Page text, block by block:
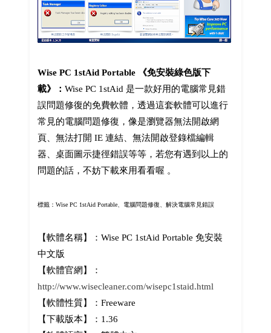
Wise PC 1stAid Portable 《免安裝綠色版下
載》： Wise PC 1stAid 是一款好用的電腦常見錯
誤問題修復的免費軟體，透過這套軟體可以進行
常見的電腦問題修復，像是瀏覽器無法開啟網
頁、無法打開 IE 連結、無法開啟登錄檔編輯
器、桌面圖示捷徑錯誤等等，若您有遇到以上的
問題的話，不妨下載來用看看喔 。
標籤： Wise PC 1stAid Portable、電腦問題修復、解決電腦常見錯誤
【軟體名稱】：Wise PC 1stAid Portable 免安裝
中文版
【軟體官網】：
http://www.wisecleaner.com/wisepc1staid.html
【軟體性質】：Freeware
【下載版本】：1.36